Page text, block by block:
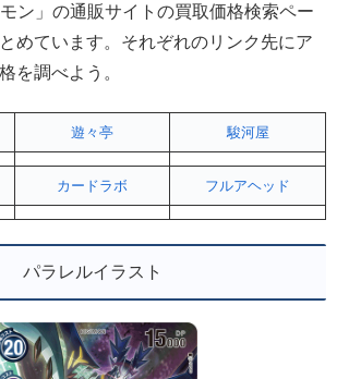
モン」の通販サイトの買取価格検索ペー
めています。それぞれのリンク先にア
を調べよう。
遊々亭 駿河屋
カードラボ フルアヘッド
パラレルイラスト